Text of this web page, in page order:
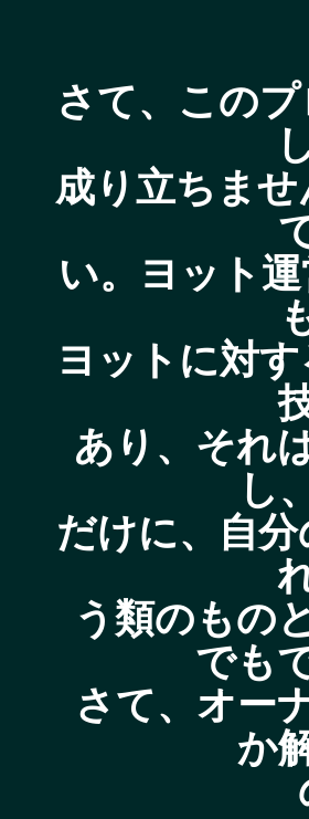
さて、この
成り立ちま
い。ヨット
ヨットに対
あり、それ
し
だけに、自
う類のもの
でも
さて、オー
か